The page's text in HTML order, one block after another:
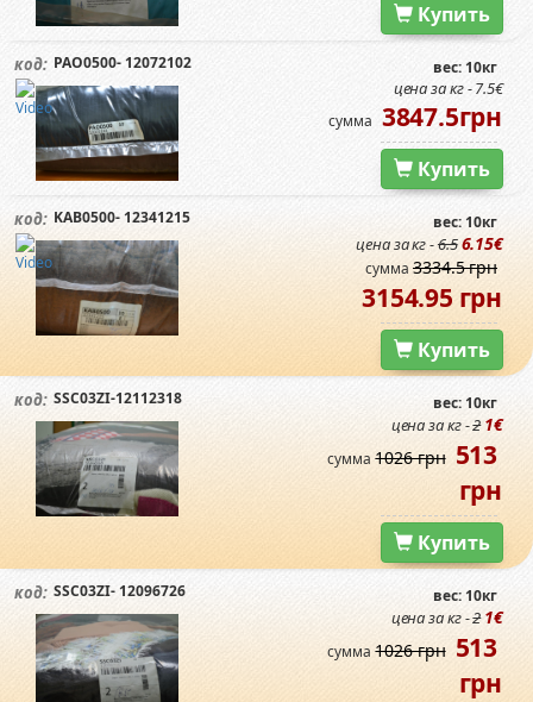
Купить
код: PAO0500- 12072102 вес: 10кг
цена за кг - 7.5€
сумма 3847.5грн
Купить
код: KAB0500- 12341215 вес: 10кг
цена за кг -6.56.15€
сумма 3334.5 грн
3154.95 грн
Купить
код: SSC03ZI-12112318 вес: 10кг
цена за кг -2 1€
сумма1026 грн 513
грн
Купить
код: SSC03ZI- 12096726 вес: 10кг
цена за кг -2 1€
сумма1026 грн 513
грн